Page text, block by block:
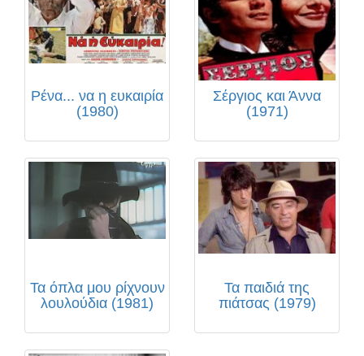
Ρένα... να η ευκαιρία
(1980)
Σέργιος και Άννα
(1971)
Τα όπλα μου ρίχνουν
λουλούδια (1981)
Τα παιδιά της
πιάτσας (1979)